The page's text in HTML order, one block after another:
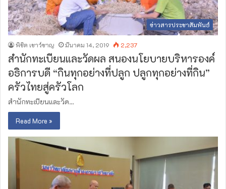
ข่าวสารประชาสัมพันธ์
พิชิต เชาว์ชาญ มีนาคม 14, 2019 2,237
สำนัก​ทะเบียน​และวัดผล สนองนโยบายบริหารองค์
อธิการบดี “กินทุกอย่างที่ปลูก ปลูกทุกอย่างที่กิน”
ครัวไทยสู่ครัวโลก
สำนัก​ทะเบียน​และวัด…
Read More »